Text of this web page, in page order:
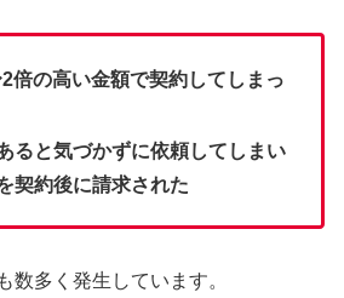
倍の高い金額で契約してしまっ
ると気づかずに依頼してしまい
契約後に請求された
数多く発生しています。